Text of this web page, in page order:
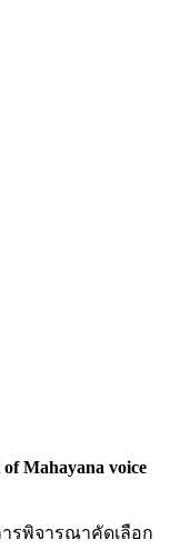
Mahayana voice
พิจารณาคัดเลือก